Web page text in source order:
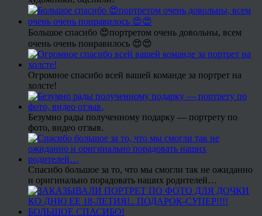
Большое спасибо 😍портретом очень довольны, всем
очень очень понравилось 😍😍
Огромное спасибо всей вашей команде за портрет на
холсте!
Безумно рады полученному подарку — портрету по
фото, видео отзыв.
Спасибо большое за то, что мы смогли так не ожиданно
и оригинально порадовать наших родителей…